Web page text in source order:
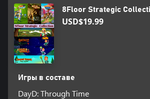
8Floor Strategic
USD$19.99
Игры в составе
DayD: Through Time